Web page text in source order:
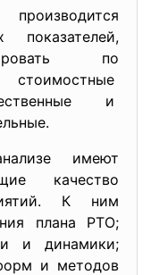
показателей,
по
и
имеют
качество
К ним
плана РТО;
и динамики;
и методов